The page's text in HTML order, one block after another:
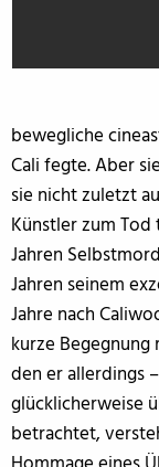
bewegliche
Cali fegte. Aber
sie nicht zuletzt
Künstler zum
Jahren
Jahren seinem
Jahre nach
kurze Begegnung
den er allerdings
glücklicherweise
betrachtet,